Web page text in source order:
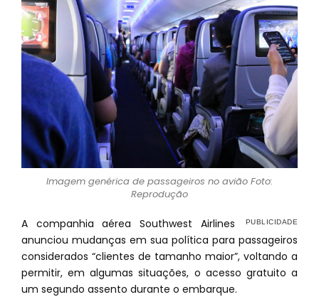
Imagem genérica de passageiros no avião Foto:
Reprodução
A companhia aérea Southwest Airlines
anunciou mudanças em sua política para passageiros
considerados “clientes de tamanho maior”, voltando a
permitir, em algumas situações, o acesso gratuito a
um segundo assento durante o embarque.